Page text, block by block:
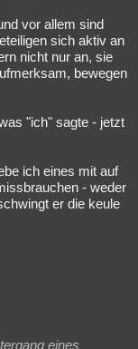
Filme
English
vor allem sind
sich aktiv an
nicht nur an, sie
bewegen
"ich" sagte - jetzt
ich eines mit auf
- weder
er die keule
eines